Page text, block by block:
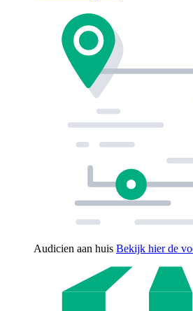
Audicien aan huis Bekijk hier de